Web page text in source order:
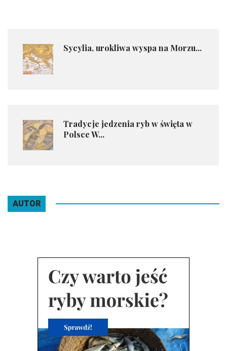
Sycylia, urokliwa wyspa na Morzu...
Tradycje jedzenia ryb w święta w
Polsce W...
AUTOR